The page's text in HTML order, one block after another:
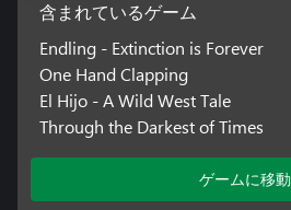
含まれているゲーム
Endling - Extinction is Forever
One Hand Clapping
El Hijo - A Wild West Tale
Through the Darkest of Times
ゲームに移動